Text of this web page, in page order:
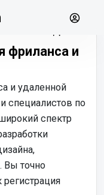
фриланса и
и удаленной
специалистов по
спектр
Вы точно
регистрация